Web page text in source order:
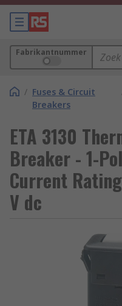
Fabrikantnummer
/ Fuses & Circuit
Breakers
ETA 3130
Breaker - 1-
Current
V dc